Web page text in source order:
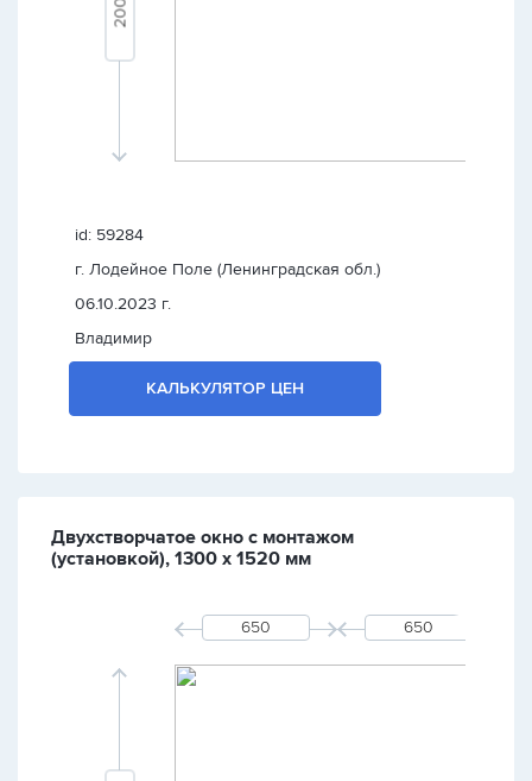
id: 59284
г. Лодейное Поле (Ленинградская обл.)
06.10.2023 г.
Владимир
КАЛЬКУЛЯТОР ЦЕН
Двухстворчатое окно с монтажом
(установкой), 1300 х 1520 мм